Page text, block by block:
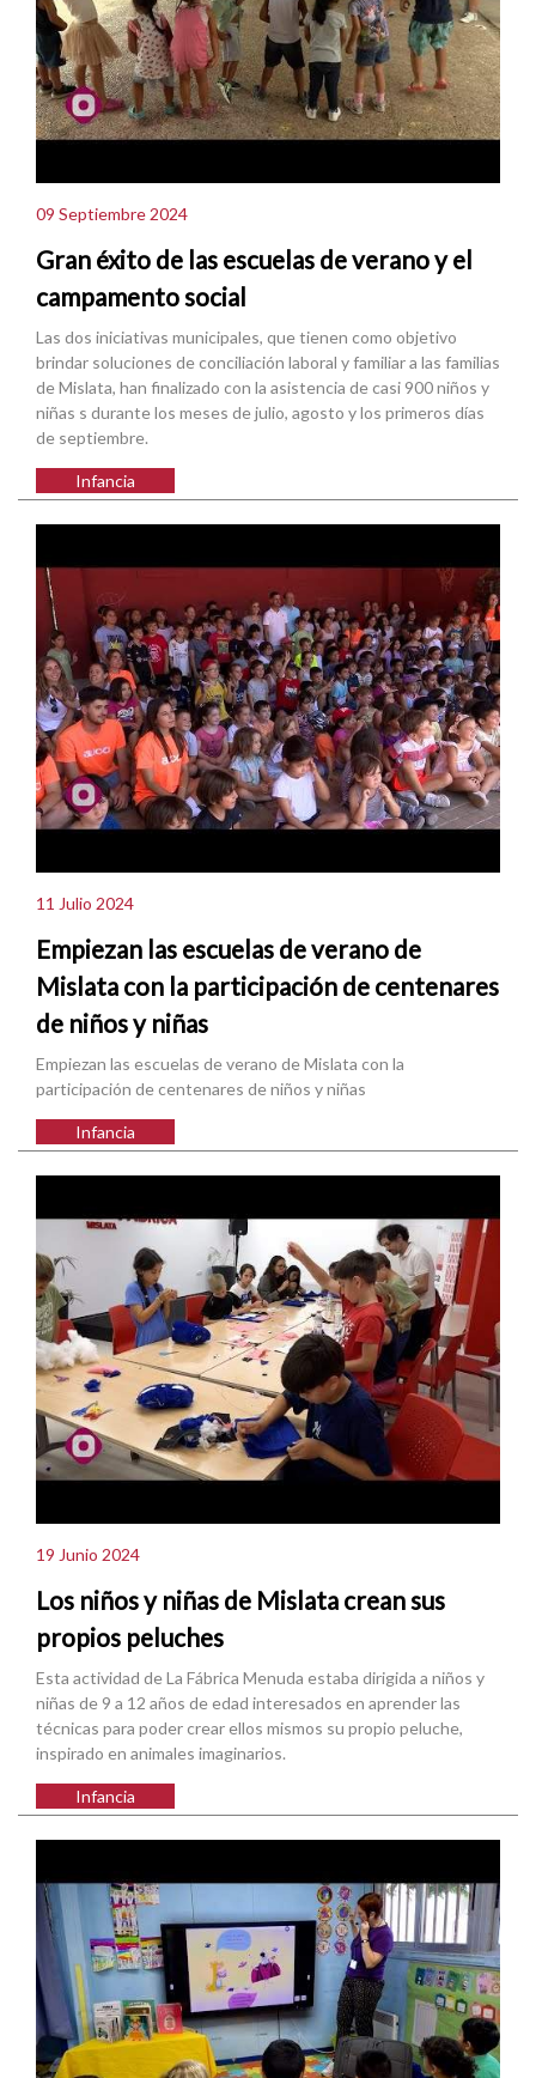
09 Septiembre 2024
Gran éxito de las escuelas de verano y el
campamento social
Las dos iniciativas municipales, que tienen como objetivo
brindar soluciones de conciliación laboral y familiar a las familias
de Mislata, han finalizado con la asistencia de casi 900 niños y
niñas s durante los meses de julio, agosto y los primeros días
de septiembre.
Infancia
11 Julio 2024
Empiezan las escuelas de verano de
Mislata con la participación de centenares
de niños y niñas
Empiezan las escuelas de verano de Mislata con la
participación de centenares de niños y niñas
Infancia
19 Junio 2024
Los niños y niñas de Mislata crean sus
propios peluches
Esta actividad de La Fábrica Menuda estaba dirigida a niños y
niñas de 9 a 12 años de edad interesados en aprender las
técnicas para poder crear ellos mismos su propio peluche,
inspirado en animales imaginarios.
Infancia